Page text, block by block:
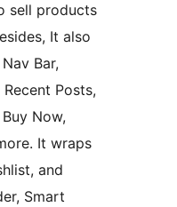
sell products
It also
Bar,
Posts,
Now,
It wraps
and
Smart